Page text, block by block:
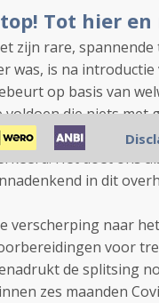
Tot hier
zijn rare,
was, is na
op basis van
voldoen die niets met
uitsluiting
Het doet ons
in dit
verscherping naar
voor
de splitsing
zes maanden